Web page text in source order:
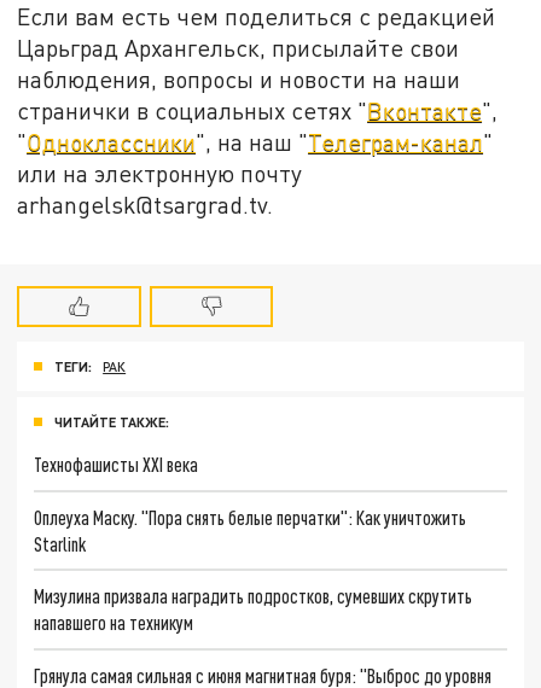
Если вам есть чем поделиться с редакцией
Царьград Архангельск, присылайте свои
наблюдения, вопросы и новости на наши
странички в социальных сетях "Вконтакте",
"Одноклассники", на наш "Телеграм-канал"
или на электронную почту
arhangelsk@tsargrad.tv.
ТЕГИ: РАК
ЧИТАЙТЕ ТАКЖЕ:
Технофашисты XXI века
Оплеуха Маску. "Пора снять белые перчатки": Как уничтожить
Starlink
Мизулина призвала наградить подростков, сумевших скрутить
напавшего на техникум
Грянула самая сильная с июня магнитная буря: "Выброс до уровня